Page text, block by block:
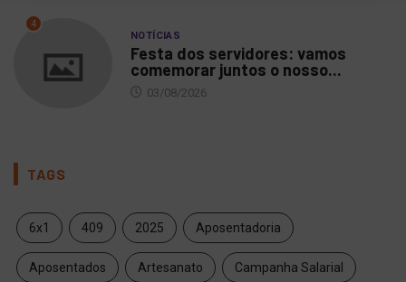
4
NOTÍCIAS
Festa dos servidores: vamos
comemorar juntos o nosso...
03/08/2026
TAGS
6x1 409 2025 Aposentadoria
Aposentados Artesanato Campanha Salarial